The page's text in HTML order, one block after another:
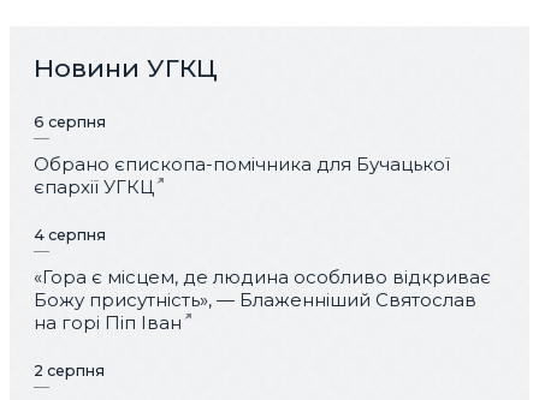
Новини УГКЦ
6 серпня
Обрано єпископа-помічника для Бучацької
єпархії УГКЦ
4 серпня
«Гора є місцем, де людина особливо відкриває
Божу присутність», — Блаженніший Святослав
на горі Піп Іван
2 серпня